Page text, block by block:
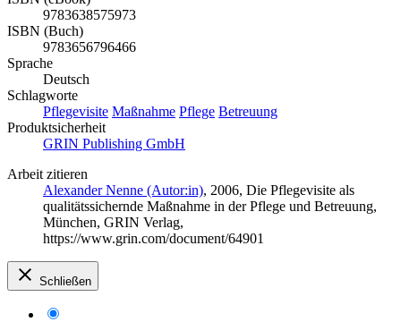
9783638575973
ISBN (Buch)
9783656796466
Sprache
Deutsch
Schlagworte
Pflegevisite Maßnahme Pflege Betreuung
Produktsicherheit
GRIN Publishing GmbH
Arbeit zitieren
Alexander Nenne (Autor:in), 2006, Die Pflegevisite als
qualitätssichernde Maßnahme in der Pflege und Betreuung,
München, GRIN Verlag,
https://www.grin.com/document/64901
Schließen